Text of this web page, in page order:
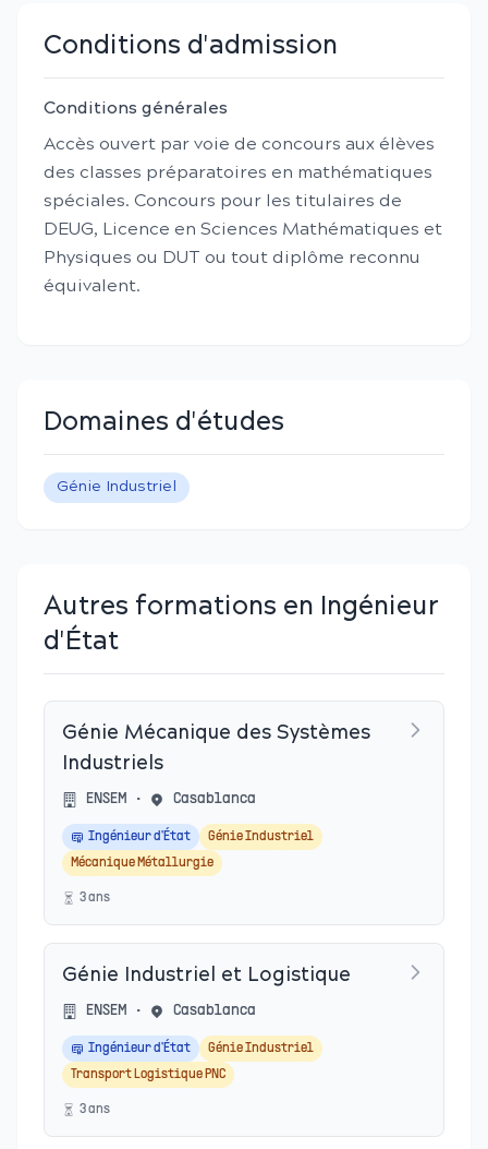
Conditions d'admission
Conditions générales
Accès ouvert par voie de concours aux élèves
des classes préparatoires en mathématiques
spéciales. Concours pour les titulaires de
DEUG, Licence en Sciences Mathématiques et
Physiques ou DUT ou tout diplôme reconnu
équivalent.
Domaines d'études
Génie Industriel
Autres formations en Ingénieur
d'État
Génie Mécanique des Systèmes
Industriels
ENSEM • Casablanca
Ingénieur d'État
Génie Industriel
Mécanique Métallurgie
3ans
Génie Industriel et Logistique
ENSEM • Casablanca
Ingénieur d'État
Génie Industriel
Transport Logistique PNC
3ans